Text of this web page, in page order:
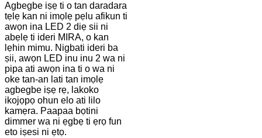
Agbegbe iṣẹ ti o tan daradara
tẹlẹ kan ni imọlẹ pẹlu afikun ti
awọn ina LED 2 diẹ sii ni
abẹlẹ ti ideri MIRA, o kan
lẹhin mimu. Nigbati ideri ba
ṣii, awọn LED inu inu 2 wa ni
pipa ati awọn ina ti o wa ni
oke tan-an lati tan imọlẹ
agbegbe iṣẹ rẹ, lakoko
ikojọpọ ohun elo ati lilo
kamẹra. Paapaa bọtini
dimmer wa ni ẹgbẹ ti ẹrọ fun
eto iṣesi ni ẹtọ.